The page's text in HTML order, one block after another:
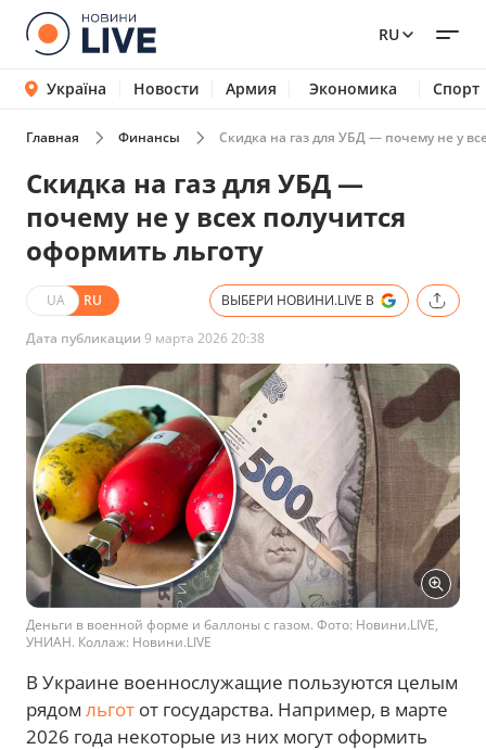
RU
Україна Новости Армия Экономика Спорт
Главная Финансы Скидка на газ для УБД — почему не у
Скидка на газ для УБД —
почему не у всех получится
оформить льготу
UA RU ВЫБЕРИ НОВИНИ.LIVE В
Дата публикации 9 марта 2026 20:38
Деньги в военной форме и баллоны с газом. Фото: Новини.LIVE,
УНИАН. Коллаж: Новини.LIVE
В Украине военнослужащие пользуются целым
рядом льгот от государства. Например, в марте
2026 года некоторые из них могут оформить